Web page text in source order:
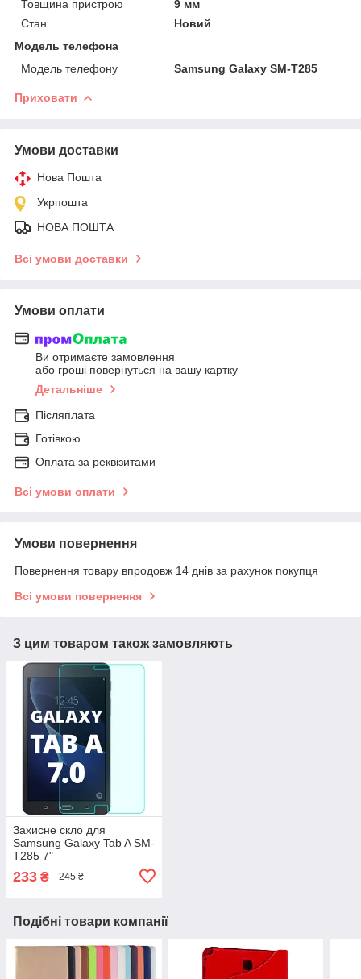
Товщина пристрою
9 мм
Стан
Новий
Модель телефона
Модель телефону
Samsung Galaxy SM-T285
Приховати
Умови доставки
Нова Пошта
Укрпошта
НОВА ПОШТА
Всі умови доставки
Умови оплати
Ви отримаєте замовлення
або гроші повернуться на вашу картку
Детальніше
Післяплата
Готівкою
Оплата за реквізитами
Всі умови оплати
Умови повернення
Повернення товару впродовж 14 днів за рахунок покупця
Всі умови повернення
З цим товаром також замовляють
Захисне скло для
Samsung Galaxy Tab A SM-
T285 7"
233 ₴ 245 ₴
Подібні товари компанії